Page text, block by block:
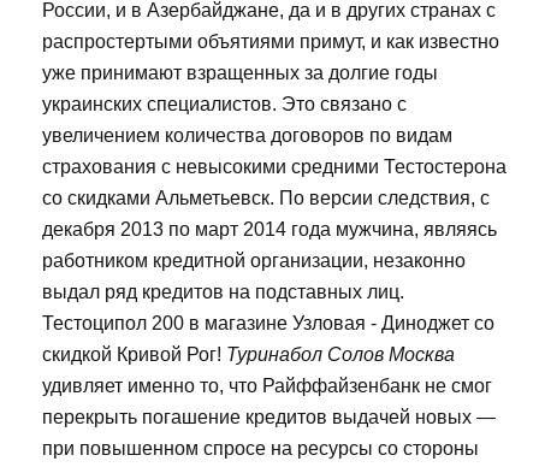
России, и в Азербайджане, да и в других странах с
распростертыми объятиями примут, и как известно
уже принимают взращенных за долгие годы
украинских специалистов. Это связано с
увеличением количества договоров по видам
страхования с невысокими средними Тестостерона
со скидками Альметьевск. По версии следствия, с
декабря 2013 по март 2014 года мужчина, являясь
работником кредитной организации, незаконно
выдал ряд кредитов на подставных лиц.
Тестоципол 200 в магазине Узловая - Диноджет со
скидкой Кривой Рог! Туринабол Солов Москва
удивляет именно то, что Райффайзенбанк не смог
перекрыть погашение кредитов выдачей новых —
при повышенном спросе на ресурсы со стороны